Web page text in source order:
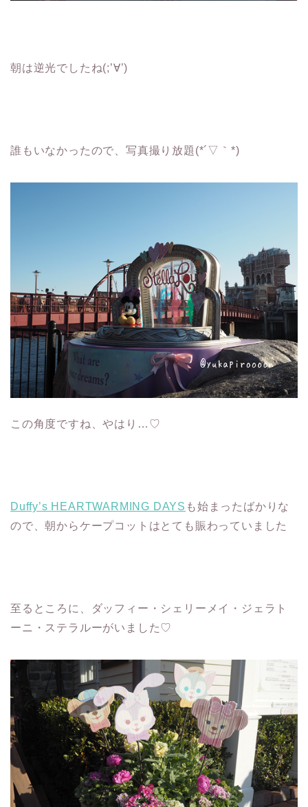
朝は逆光でしたね(;’∀’)
誰もいなかったので、写真撮り放題(*´▽｀*)
この角度ですね、やはり…♡
Duffy’s HEARTWARMING DAYS も始まったばかりな
ので、朝からケープコットはとても賑わっていました
至るところに、ダッフィー・シェリーメイ・ジェラト
ーニ・ステラルーがいました♡